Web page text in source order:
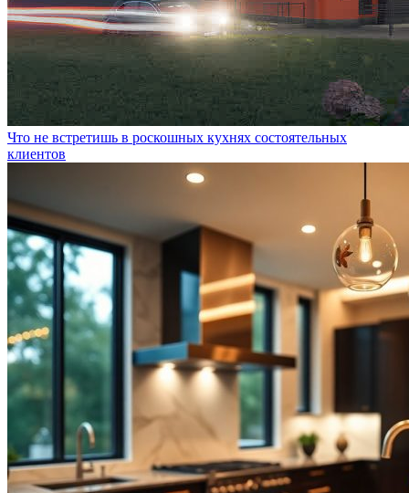
Что не встретишь в роскошных кухнях состоятельных
клиентов